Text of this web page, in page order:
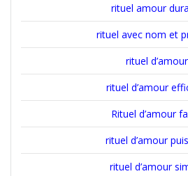
rituel amour
rituel avec nom et
rituel d’amour
rituel d’amour
Rituel d’amour
rituel d’amour
rituel d’amour